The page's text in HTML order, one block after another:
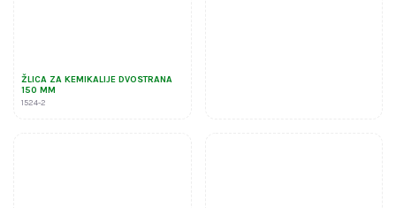
ŽLICA ZA KEMIKALIJE DVOSTRANA
150 MM
1524-2